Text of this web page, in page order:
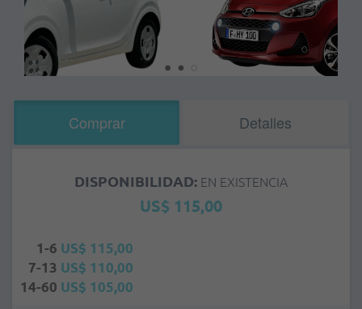
Comprar Detalles
DISPONIBILIDAD: EN EXISTENCIA
US$ 115,00
1-6 US$ 115,00
7-13 US$ 110,00
14-60 US$ 105,00